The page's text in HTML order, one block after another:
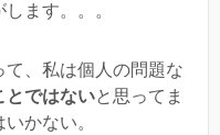
ます。。。
、私は個人の問題な
とではないと思ってま
かない。